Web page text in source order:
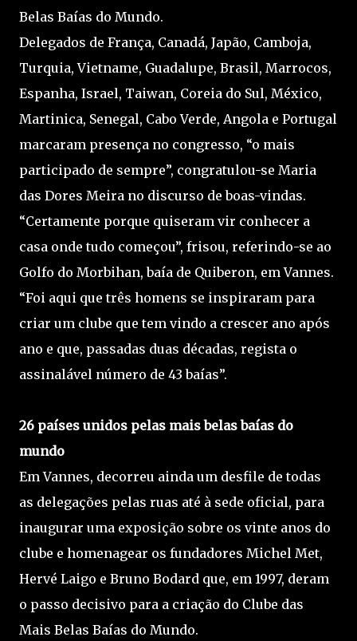
Belas Baías do Mundo.
Delegados de França, Canadá, Japão, Camboja,
Turquia, Vietname, Guadalupe, Brasil, Marrocos,
Espanha, Israel, Taiwan, Coreia do Sul, México,
Martinica, Senegal, Cabo Verde, Angola e Portugal
marcaram presença no congresso, “o mais
participado de sempre”, congratulou-se Maria
das Dores Meira no discurso de boas-vindas.
“Certamente porque quiseram vir conhecer a
casa onde tudo começou”, frisou, referindo-se ao
Golfo do Morbihan, baía de Quiberon, em Vannes.
“Foi aqui que três homens se inspiraram para
criar um clube que tem vindo a crescer ano após
ano e que, passadas duas décadas, regista o
assinalável número de 43 baías”.
26 países unidos pelas mais belas baías do
mundo
Em Vannes, decorreu ainda um desfile de todas
as delegações pelas ruas até à sede oficial, para
inaugurar uma exposição sobre os vinte anos do
clube e homenagear os fundadores Michel Met,
Hervé Laigo e Bruno Bodard que, em 1997, deram
o passo decisivo para a criação do Clube das
Mais Belas Baías do Mundo.